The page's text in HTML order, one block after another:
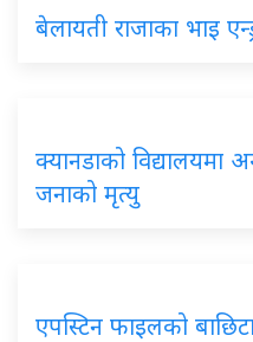
बेलायती राजाका भाइ
क्यानडाको विद्यालयमा
जनाको मृत्यु
एपस्टिन फाइलको